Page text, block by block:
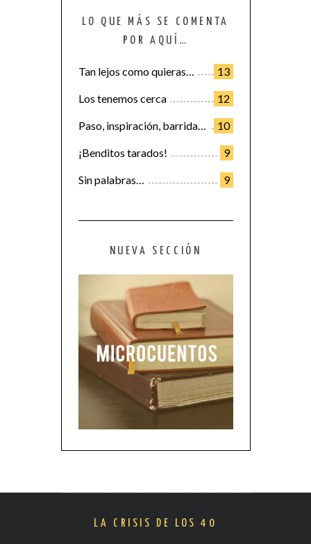
LO QUE MÁS SE COMENTA
POR AQUÍ…
13
Tan lejos como quieras…
12
Los tenemos cerca
10
Paso, inspiración, barrida…
9
¡Benditos tarados!
9
Sin palabras…
NUEVA SECCIÓN
LA CRISIS DE LOS 40